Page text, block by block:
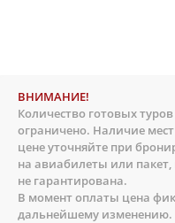
ВНИМАНИЕ!
Количество готовых
ограничено. Наличие
цене уточняйте при
на авиабилеты или
не гарантирована.
В момент оплаты цена
дальнейшему изменению.